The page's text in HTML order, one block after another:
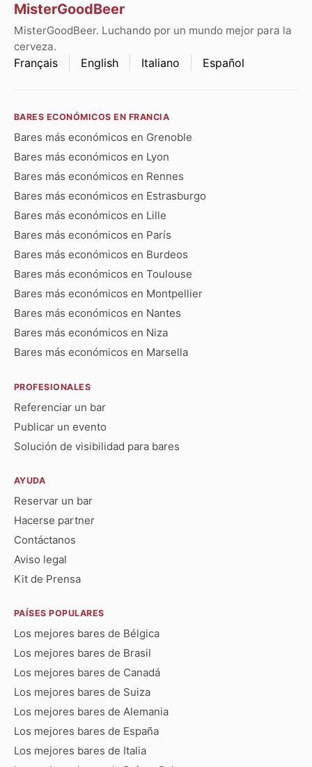
MisterGoodBeer
MisterGoodBeer. Luchando por un mundo mejor para la
cerveza.
Français English Italiano Español
BARES ECONÓMICOS EN FRANCIA
Bares más económicos en Grenoble
Bares más económicos en Lyon
Bares más económicos en Rennes
Bares más económicos en Estrasburgo
Bares más económicos en Lille
Bares más económicos en París
Bares más económicos en Burdeos
Bares más económicos en Toulouse
Bares más económicos en Montpellier
Bares más económicos en Nantes
Bares más económicos en Niza
Bares más económicos en Marsella
PROFESIONALES
Referenciar un bar
Publicar un evento
Solución de visibilidad para bares
AYUDA
Reservar un bar
Hacerse partner
Contáctanos
Aviso legal
Kit de Prensa
PAÍSES POPULARES
Los mejores bares de Bélgica
Los mejores bares de Brasil
Los mejores bares de Canadá
Los mejores bares de Suiza
Los mejores bares de Alemania
Los mejores bares de España
Los mejores bares de Italia